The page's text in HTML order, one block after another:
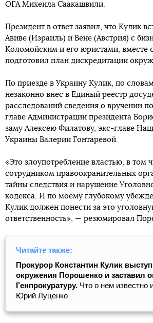
ОГА Михеила Саакашвили.
Президент в ответ заявил, что Кулик
Авиве (Израиль) и Вене (Австрия) с
Коломойским и его юристами, вместе
подготовил план дискредитации
По приезде в Украину Кулик, по
незаконно внес в Единый реестр
расследований сведения о вручении
главе Администрации президента
заму Алексею Филатову, экс-главе
Украины Валерии Гонтаревой.
«Это злоупотребление властью, в том
сотрудником правоохранительных
тайны следствия и нарушение
кодекса. И по моему глубокому
Кулик должен понести за это
ответственность», — резюмировал
Читайте также:
Прокурор Константин Кулик
окружения Порошенко и заставил
Генпрокуратуру. Что о нем известно
Юрий Луценко